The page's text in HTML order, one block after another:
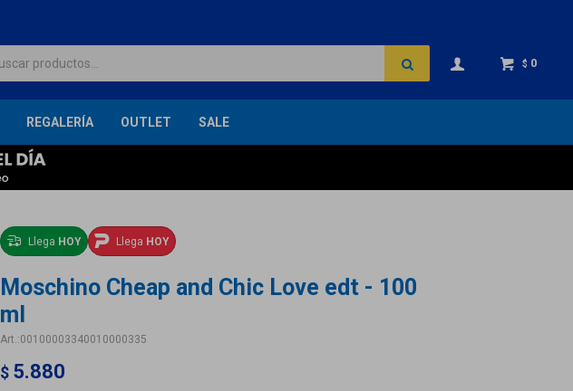
REGALERÍA OUTLET SALE
$ 0
Llega HOY Llega HOY
Moschino Cheap and Chic Love edt - 100
ml
00100003340010000335
$ 5.880